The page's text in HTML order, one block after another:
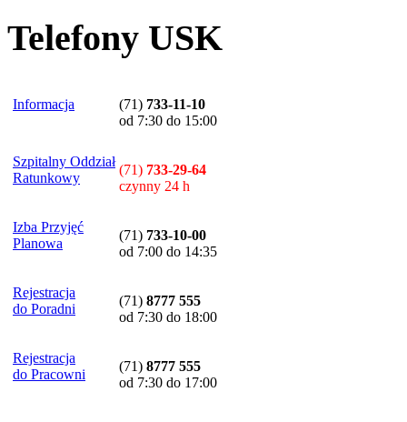
Telefony USK
Informacja (71) 733-11-10
od 7:30 do 15:00
Szpitalny Oddział
Ratunkowy
(71) 733-29-64
czynny 24 h
Izba Przyjęć
Planowa
(71) 733-10-00
od 7:00 do 14:35
Rejestracja
do Poradni
(71) 8777 555
od 7:30 do 18:00
Rejestracja
do Pracowni
(71) 8777 555
od 7:30 do 17:00